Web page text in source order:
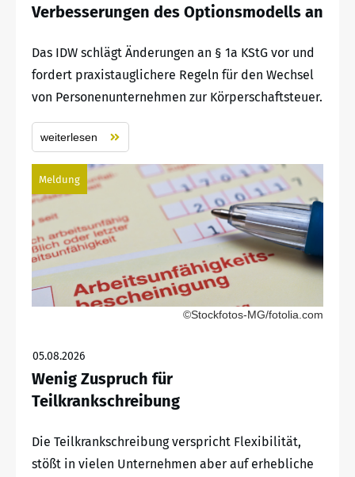
Verbesserungen des Optionsmodells an
Das IDW schlägt Änderungen an § 1a KStG vor und
fordert praxistauglichere Regeln für den Wechsel
von Personenunternehmen zur Körperschaftsteuer.
weiterlesen
Meldung
©Stockfotos-MG/fotolia.com
05.08.2026
Wenig Zuspruch für
Teilkrankschreibung
Die Teilkrankschreibung verspricht Flexibilität,
stößt in vielen Unternehmen aber auf erhebliche